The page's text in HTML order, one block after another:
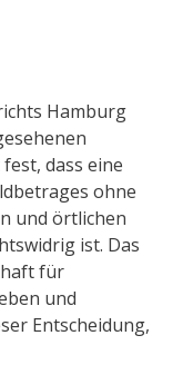
Hamburg
dass eine
ohne
und örtlichen
ist. Das
für
und
Entscheidung,